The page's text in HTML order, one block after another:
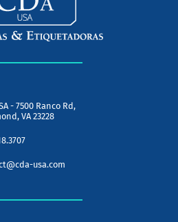
- 7500 Ranco Rd,
VA 23228
usa.com